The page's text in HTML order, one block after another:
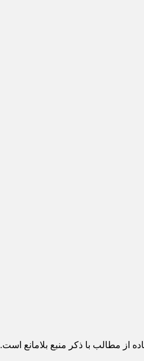
از مطالب با ذکر منبع بلامانع است.